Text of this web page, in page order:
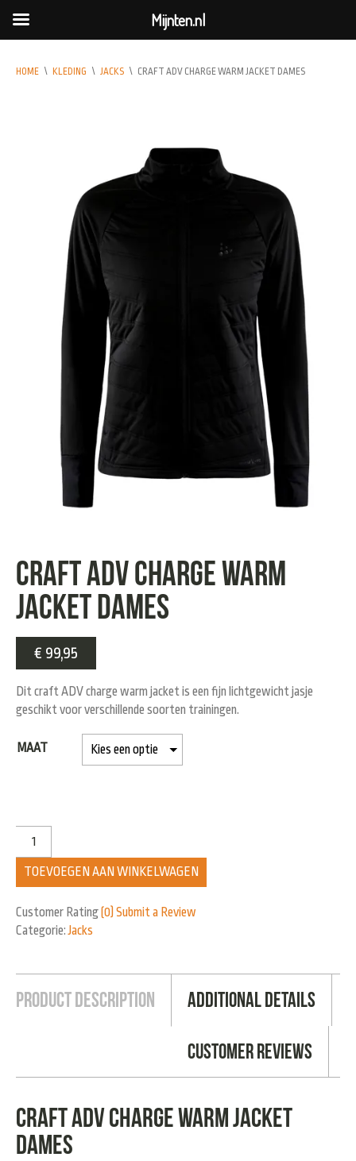
HOME \ KLEDING \ JACKS \ CRAFT ADV CHARGE WARM JACKET DAMES
Craft ADV charge warm
jacket dames
€ 99,95
Dit craft ADV charge warm jacket is een fijn lichtgewicht jasje
geschikt voor verschillende soorten trainingen.
MAAT
TOEVOEGEN AAN WINKELWAGEN
Customer Rating(0) Submit a Review
Categorie:Jacks
Product Description Additional Details
Customer Reviews
Craft ADV charge warm jacket
dames
Mijnten.nl